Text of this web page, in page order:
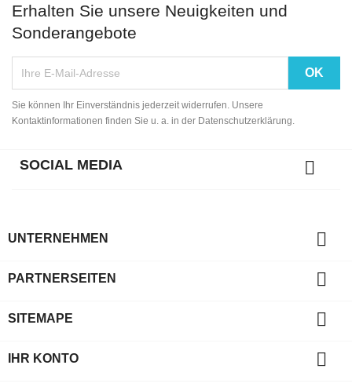
Erhalten Sie unsere Neuigkeiten und
Sonderangebote
Sie können Ihr Einverständnis jederzeit widerrufen. Unsere
Kontaktinformationen finden Sie u. a. in der Datenschutzerklärung.
SOCIAL MEDIA 
UNTERNEHMEN 
PARTNERSEITEN 
SITEMAPE 
IHR KONTO 